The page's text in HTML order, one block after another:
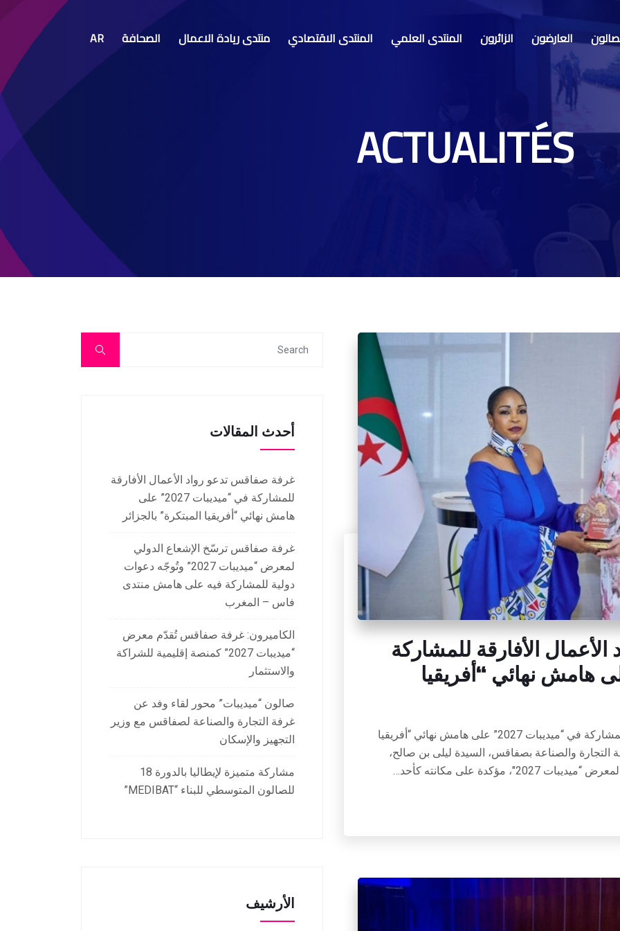
العارضون الزائرون المنتدى العلمي المنتدى الاقتصادي منتدى ريادة الاعمال الصحافة AR
ACTUALITÉS
الأفارقة للمشاركة
2027” على هامش نهائي “أفريقيا
غرفة صفاقس تدعو رواد الأعمال الأفارقة للمشاركة في “ميديبات 2027” على هامش نهائي “أفريقيا
التجارة والصناعة بصفاقس، السيدة ليلى بن صالح،
مؤكدة على مكانته كأحد…
أحدث المقالات
غرفة صفاقس تدعو رواد الأعمال الأفارقة
للمشاركة في “ميديبات 2027” على
هامش نهائي “أفريقيا المبتكرة” بالجزائر
غرفة صفاقس ترسّخ الإشعاع الدولي
لمعرض “ميديبات 2027” وتُوجّه دعوات
دولية للمشاركة فيه على هامش منتدى
فاس – المغرب
الكاميرون: غرفة صفاقس تُقدّم معرض
“ميديبات 2027” كمنصة إقليمية للشراكة
والاستثمار
صالون “ميديبات” محور لقاء وفد عن
غرفة التجارة والصناعة لصفاقس مع وزير
التجهيز والإسكان
مشاركة متميزة لإيطاليا بالدورة 18
للصالون المتوسطي للبناء “MEDIBAT”
الأرشيف